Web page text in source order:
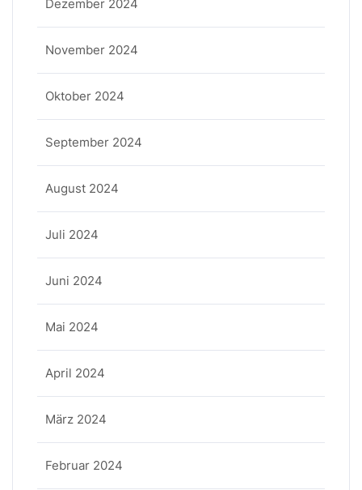
Dezember 2024
November 2024
Oktober 2024
September 2024
August 2024
Juli 2024
Juni 2024
Mai 2024
April 2024
März 2024
Februar 2024